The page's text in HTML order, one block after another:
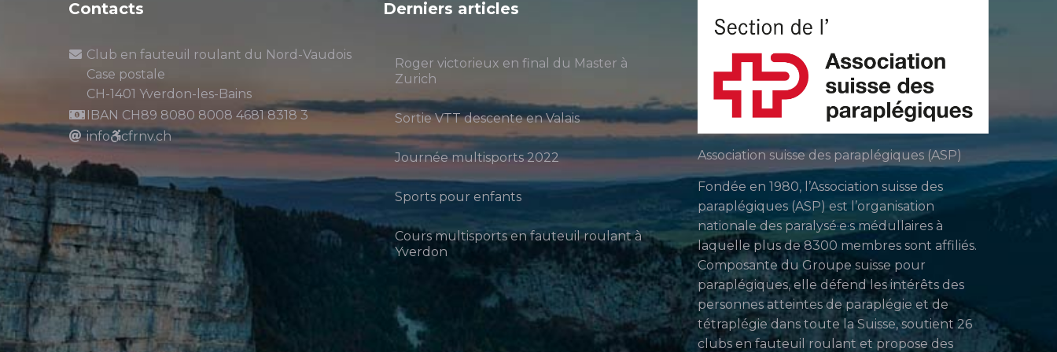
Contacts
Club en fauteuil roulant du Nord-Vaudois
Case postale
CH-1401 Yverdon-les-Bains
IBAN CH89 8080 8008 4681 8318 3
info
cfrnv.ch
Derniers articles
Roger victorieux en final du Master à
Zurich
Sortie VTT descente en Valais
Journée multisports 2022
Sports pour enfants
Cours multisports en fauteuil roulant à
Yverdon
Association suisse des paraplégiques (ASP)
Fondée en 1980, l’Association suisse des
paraplégiques (ASP) est l’organisation
nationale des paralysé·e·s médullaires à
laquelle plus de 8300 membres sont affiliés.
Composante du Groupe suisse pour
paraplégiques, elle défend les intérêts des
personnes atteintes de paraplégie et de
tétraplégie dans toute la Suisse, soutient 26
clubs en fauteuil roulant et propose des